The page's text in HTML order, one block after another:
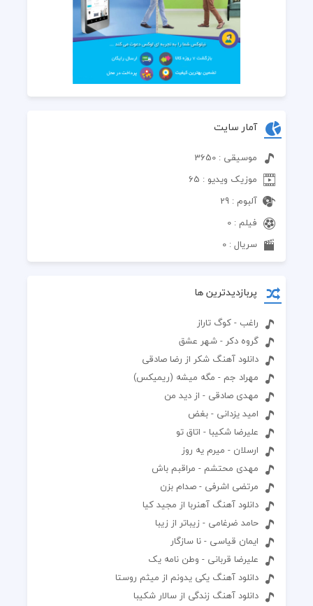
آمار سایت
موسیقی : 3650
موزیک ویدیو : 65
آلبوم : 29
فیلم : 0
سریال : 0
پربازدیدترین ها
راغب - کوگ تاراز
گروه دکر - شهر عشق
دانلود آهنگ شکر از رضا صادقی
مهراد جم - مگه میشه (ریمیکس)
مهدی صادقی - از دید من
امید یزدانی - بغض
علیرضا شکیبا - اتاق تو
ارسلان - میرم یه روز
مهدی محتشم - مراقبم باش
مرتضی اشرفی - صدام بزن
دانلود آهنگ آهنربا از مجید کیا
حامد ضرغامی - زیباتر از زیبا
ایمان قیاسی - نا سازگار
علیرضا قربانی - وطن نامه یک
دانلود آهنگ یکی یدونم از میثم روستا
دانلود آهنگ زندگی از سالار شکیبا